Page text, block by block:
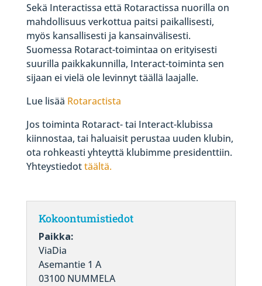
Sekä Interactissa että Rotaractissa nuorilla on
mahdollisuus verkottua paitsi paikallisesti,
myös kansallisesti ja kansainvälisesti.
Suomessa Rotaract-toimintaa on erityisesti
suurilla paikkakunnilla, Interact-toiminta sen
sijaan ei vielä ole levinnyt täällä laajalle.
Lue lisää Rotaractista
Jos toiminta Rotaract- tai Interact-klubissa
kiinnostaa, tai haluaisit perustaa uuden klubin,
ota rohkeasti yhteyttä klubimme presidenttiin.
Yhteystiedottäältä.
Kokoontumistiedot
Paikka:
ViaDia
Asemantie 1 A
03100 NUMMELA